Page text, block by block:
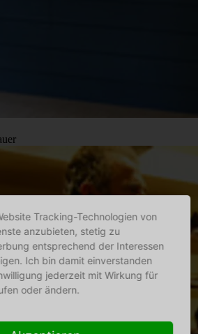
Tracking-Technologien von
anzubieten, stetig zu
entsprechend der Interessen
Ich bin damit einverstanden
jederzeit mit Wirkung für
oder ändern.